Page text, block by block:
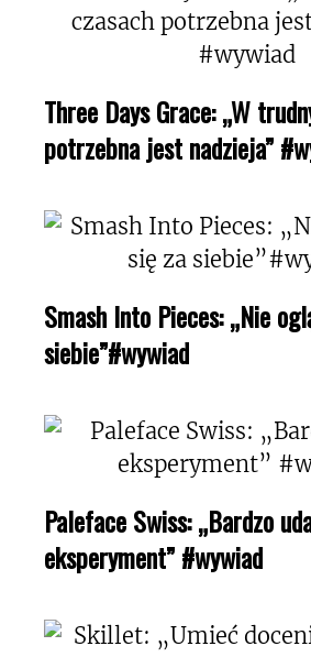
Three Days Grace: „W
potrzebna jest nadzieja”
Smash Into Pieces: „Nie
siebie”#wywiad
Paleface Swiss: „Bardzo
eksperyment” #wywiad